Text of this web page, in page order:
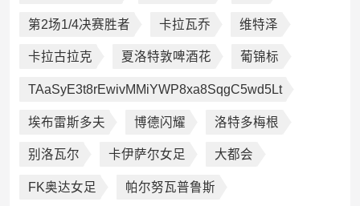
第2场1/4决赛胜者 卡拉瓦乔 维特泽
卡拉古拉克 夏洛特敦啤酒花 葡锦标
TAaSyE3t8rEwivMMiYWP8xa8SqgC5wd5Lt
埃布雷斯多夫 博德闪耀 洛特多梅根
别洛瓦尔 卡伊萨尔女足 大都会
FK奥达女足 帕尔努瓦普鲁斯